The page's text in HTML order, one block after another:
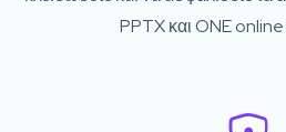
PPTX και ONE